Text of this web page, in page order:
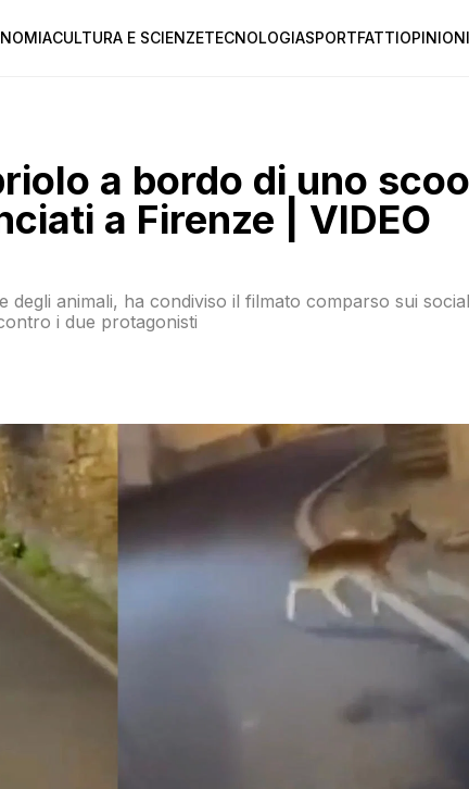
CULTURA E SCIENZETECNOLOGIASPORTFATTIOPINIONI
a bordo di uno
a Firenze | VIDEO
degli animali, ha condiviso il filmato comparso sui
i due protagonisti